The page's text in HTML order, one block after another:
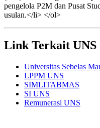
pengelola P2M dan Pusat
usulan.</li> </ol>
Link Terkait UNS
Universitas Sebelas
LPPM UNS
SIMLITABMAS
SI UNS
Remunerasi UNS